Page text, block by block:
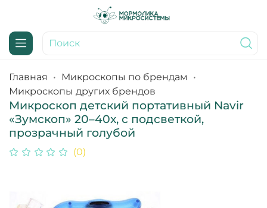
Главная
Микроскопы по брендам
Микроскопы других брендов
Микроскоп детский портативный Navir
«Зумскоп» 20–40x, с подсветкой,
прозрачный голубой
(0)